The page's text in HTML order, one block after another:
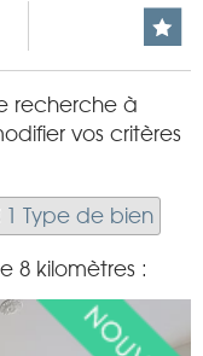
recherche à
vos critères
1 Type de bien
8 kilomètres :